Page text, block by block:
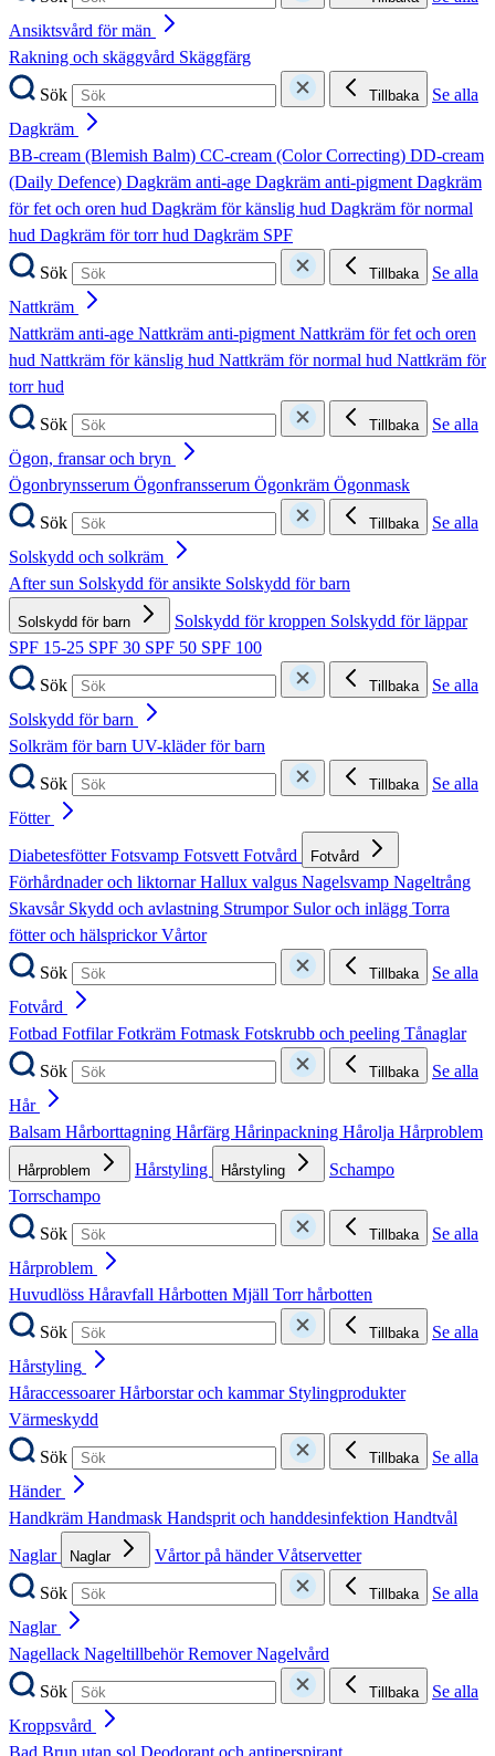
Ansiktsvård för män
Rakning och skäggvård Skäggfärg
Sök
Tillbaka
Se alla
Dagkräm
BB-cream (Blemish Balm) CC-cream (Color Correcting) DD-cream
(Daily Defence) Dagkräm anti-age Dagkräm anti-pigmentDagkräm
för fet och oren hud Dagkräm för känslig hud Dagkräm för normal
hud Dagkräm för torr hud Dagkräm SPF
Sök
Tillbaka
Se alla
Nattkräm
Nattkräm anti-age Nattkräm anti-pigmentNattkräm för fet och oren
hud Nattkräm för känslig hud Nattkräm för normal hud Nattkräm för
torr hud
Sök
Tillbaka
Se alla
Ögon, fransar och bryn
Ögonbrynsserum Ögonfransserum Ögonkräm Ögonmask
Sök
Tillbaka
Se alla
Solskydd och solkräm
After sun Solskydd för ansikte Solskydd för barn
Solskydd för barn Solskydd för kroppen Solskydd för läppar
SPF 15-25 SPF 30 SPF 50 SPF 100
Sök
Tillbaka
Se alla
Solskydd för barn
Solkräm för barn UV-kläder för barn
Sök
Tillbaka
Se alla
Fötter
DiabetesfötterFotsvamp FotsvettFotvård Fotvård
Förhårdnader och liktornarHallux valgus Nagelsvamp Nageltrång
Skavsår Skydd och avlastning Strumpor Sulor och inlägg Torra
fötter och hälsprickorVårtor
Sök
Tillbaka
Se alla
Fotvård
Fotbad FotfilarFotkräm Fotmask Fotskrubb och peeling Tånaglar
Sök
Tillbaka
Se alla
Hår
Balsam Hårborttagning Hårfärg Hårinpackning Hårolja Hårproblem
Hårproblem Hårstyling Hårstyling
Schampo
Torrschampo
Sök
Tillbaka
Se alla
Hårproblem
Huvudlöss Håravfall Hårbotten Mjäll Torr hårbotten
Sök
Tillbaka
Se alla
Hårstyling
HåraccessoarerHårborstar och kammar Stylingprodukter
Värmeskydd
Sök
Tillbaka
Se alla
Händer
Handkräm Handmask Handsprit och handdesinfektion Handtvål
Naglar
Naglar Vårtor på händerVåtservetter
Sök
Tillbaka
Se alla
Naglar
Nagellack NageltillbehörRemoverNagelvård
Sök
Tillbaka
Se alla
Kroppsvård